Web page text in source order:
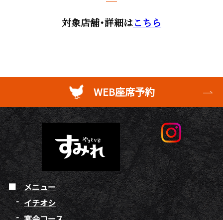
対象店舗・詳細はこちら
WEB座席予約
メニュー
イチオシ